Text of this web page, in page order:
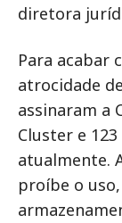
diretora
Para acabar
atrocidade
assinaram a
Cluster e
atualmente.
proíbe o